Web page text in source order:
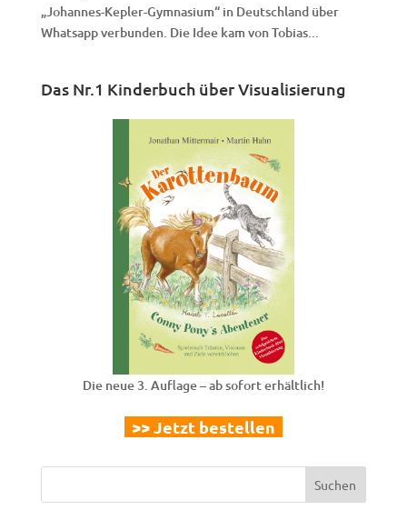
„Johannes-Kepler-Gymnasium“ in Deutschland über
Whatsapp verbunden. Die Idee kam von Tobias...
Das Nr.1 Kinderbuch über Visualisierung
Die neue 3. Auflage – ab sofort erhältlich!
>> Jetzt bestellen